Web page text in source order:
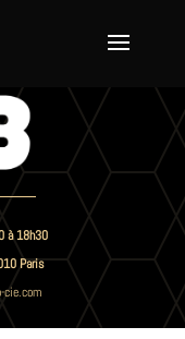
à 18h30
Paris
cie.com